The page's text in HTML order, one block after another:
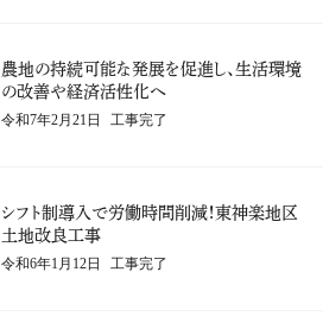
農地の持続可能な発展を促進し、生活環境
の改善や経済活性化へ
令和7年2月21日
工事完了
シフト制導入で労働時間削減！東神楽地区
土地改良工事
令和6年1月12日
工事完了